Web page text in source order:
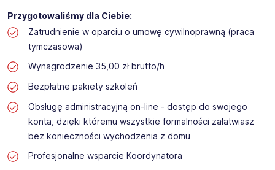
Przygotowaliśmy dla Ciebie:
Zatrudnienie w oparciu o umowę cywilnoprawną (praca
tymczasowa)
Wynagrodzenie 35,00 zł brutto/h
Bezpłatne pakiety szkoleń
Obsługę administracyjną on-line - dostęp do swojego
konta, dzięki któremu wszystkie formalności załatwiasz
bez konieczności wychodzenia z domu
Profesjonalne wsparcie Koordynatora